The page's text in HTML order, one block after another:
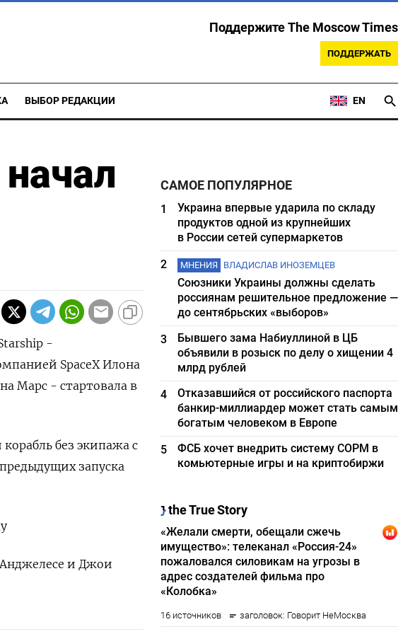
Поддержите The Moscow Times
ПОДДЕРЖАТЬ
ВЫБОР РЕДАКЦИИ EN
-
SpaceX Илона
Марс - стартовала в
без экипажа с
запуска
и Джои
САМОЕ ПОПУЛЯРНОЕ
1
Украина впервые ударила по складу
продуктов одной из крупнейших
в России сетей супермаркетов
2
МНЕНИЯ ВЛАДИСЛАВ ИНОЗЕМЦЕВ
Союзники Украины должны сделать
россиянам решительное предложение —
до сентябрьских «выборов»
3
Бывшего зама Набиуллиной в ЦБ
объявили в розыск по делу о хищении 4
млрд рублей
4
Отказавшийся от российского паспорта
банкир-миллиардер может стать самым
богатым человеком в Европе
5
ФСБ хочет внедрить систему СОРМ в
комьютерные игры и на криптобиржи